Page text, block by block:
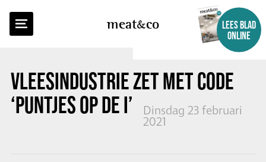
meatco
LEES BLAD
ONLINE
VLEESINDUSTRIE ZET MET CODE
‘PUNTJES OP DE I’
Dinsdag 23 februari
2021
TERUG NAAR OVERZICHT